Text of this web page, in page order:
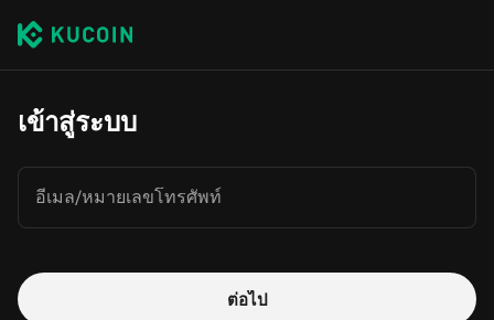
เข้าสู่ระบบ
อีเมล/หมายเลขโทรศัพท์
ต่อไป